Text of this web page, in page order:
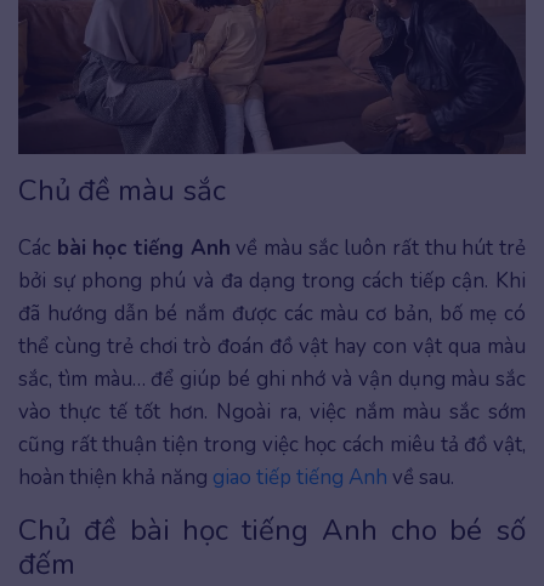
Chủ đề màu sắc
Các bài học tiếng Anh về màu sắc luôn rất thu hút trẻ
bởi sự phong phú và đa dạng trong cách tiếp cận. Khi
đã hướng dẫn bé nắm được các màu cơ bản, bố mẹ có
thể cùng trẻ chơi trò đoán đồ vật hay con vật qua màu
sắc, tìm màu… để giúp bé ghi nhớ và vận dụng màu sắc
vào thực tế tốt hơn. Ngoài ra, việc nắm màu sắc sớm
cũng rất thuận tiện trong việc học cách miêu tả đồ vật,
hoàn thiện khả năng giao tiếp tiếng Anh về sau.
Chủ đề bài học tiếng Anh cho bé số
đếm